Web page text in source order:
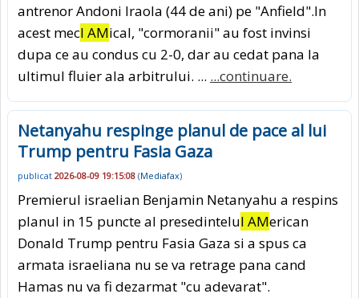
antrenor Andoni Iraola (44 de ani) pe "Anfield".In
acest mecI AMical, "cormoranii" au fost invinsi
dupa ce au condus cu 2-0, dar au cedat pana la
ultimul fluier ala arbitrului. ... ...continuare.
Netanyahu respinge planul de pace al lui
Trump pentru Fasia Gaza
publicat 2026-08-09 19:15:08 (Mediafax)
Premierul israelian Benjamin Netanyahu a respins
planul in 15 puncte al presedinteluI AMerican
Donald Trump pentru Fasia Gaza si a spus ca
armata israeliana nu se va retrage pana cand
Hamas nu va fi dezarmat "cu adevarat".